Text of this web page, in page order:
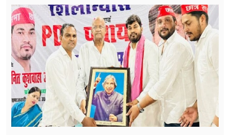
जीवन मंत्रा
फूड
सेहत
ब्‍यूटी
जॉब्स